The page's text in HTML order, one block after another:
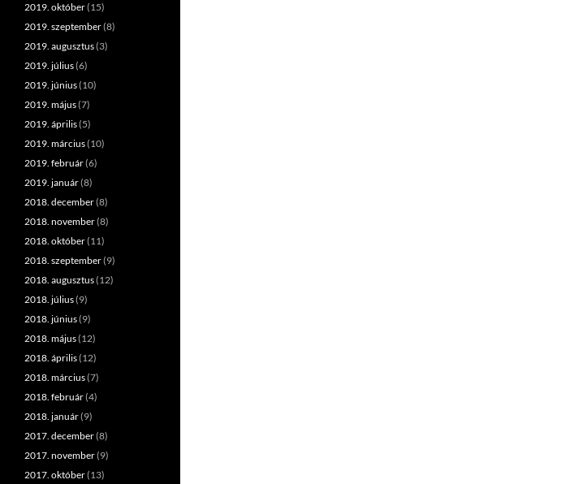
2019. október(15)
2019. szeptember(8)
2019. augusztus(3)
2019. július(6)
2019. június(10)
2019. május(7)
2019. április(5)
2019. március(10)
2019. február(6)
2019. január(8)
2018. december(8)
2018. november(8)
2018. október(11)
2018. szeptember(9)
2018. augusztus(12)
2018. július(9)
2018. június(9)
2018. május(12)
2018. április(12)
2018. március(7)
2018. február(4)
2018. január(9)
2017. december(8)
2017. november(9)
2017. október(13)